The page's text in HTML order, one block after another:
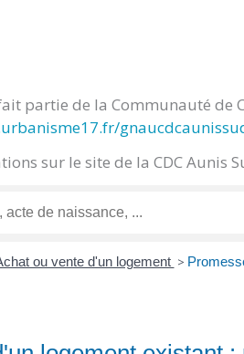
CRÉPIN
partie de la Communauté de
sur le site de la CDC Aunis
ou vente d'un logement >